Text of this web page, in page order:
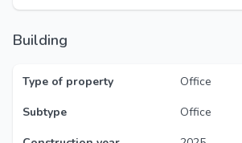
Building
Type of property
Office
Subtype
Office